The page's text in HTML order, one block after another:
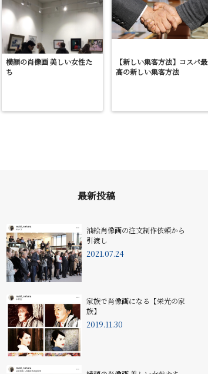
横顔の肖像画 美しい女性た
ち
【新しい集客方法】コスパ最
高の新しい集客方法
最新投稿
油絵肖像画の注文制作依頼から
引渡し
2021.07.24
家族で肖像画になる【栄光の家
族】
2019.11.30